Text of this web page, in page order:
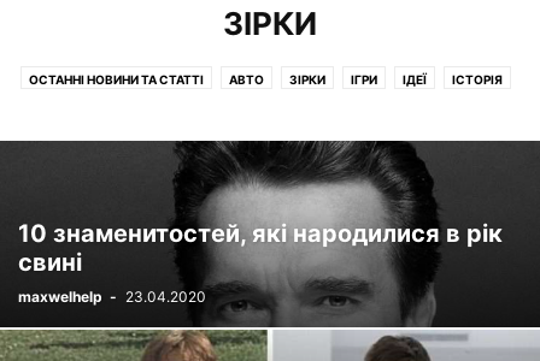
ЗІРКИ
ОСТАННІ НОВИНИ ТА СТАТТІ АВТО ЗІРКИ ІГРИ ІДЕЇ ІСТОРІЯ
МІСТА ТА КРАЇНИ МУЛЬТФІЛЬМИ ОЗБРОННЯ ОСВІТА ПРИРОДА
РІЗНЕ СЕРІАЛИ СПОРТСМЕНИ СУСПІЛЬСТВО
ТОВАРИ ФІНАНСИ
10 знаменитостей, які народилися в рік
свині
maxwelhelp - 23.04.2020